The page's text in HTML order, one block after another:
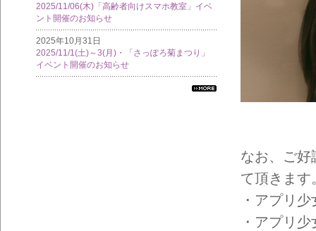
2025/11/06(木)「高齢者向けスマホ教室」イベ
ント開催のお知らせ
2025年10月31日
2025/11/1(土)～3(月)・「さっぽろ菊まつり」
イベント開催のお知らせ
なお、ご好
て頂きます
・アプリ
・アプリ